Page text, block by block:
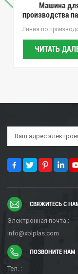
Машина
производства
подушке
ЧИТАТЬ
СВЯЖИТЕСЬ С
Электронная почта :
info@xblplas.com
ПОЗВОНИТЕ НАМ
Тел. :